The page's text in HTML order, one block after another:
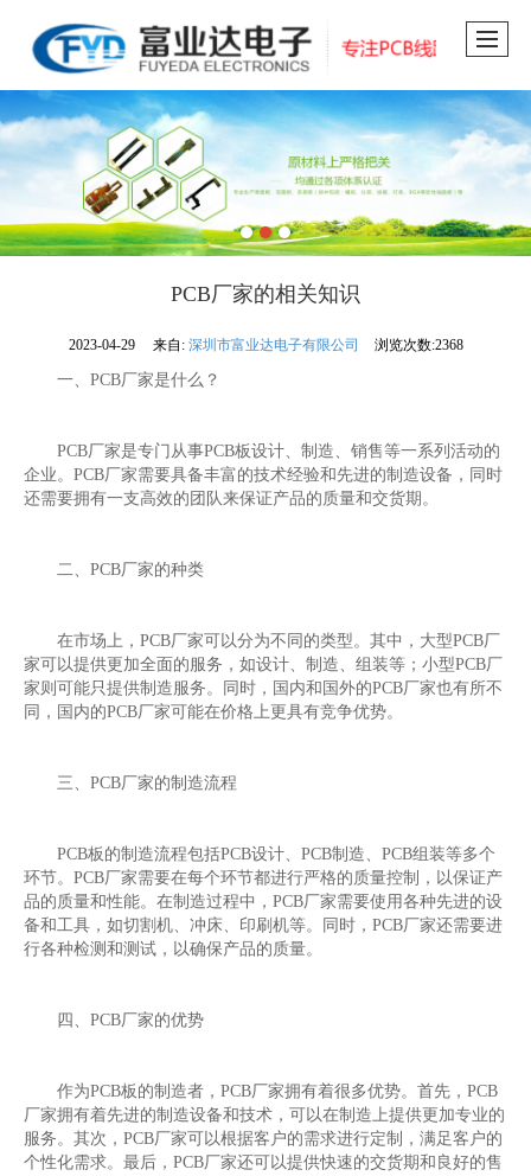
PCB厂家的相关知识
2023-04-29 来自: 深圳市富业达电子有限公司 浏览次数:2368
一、PCB厂家是什么？
PCB厂家是专门从事PCB板设计、制造、销售等一系列活动的
企业。PCB厂家需要具备丰富的技术经验和先进的制造设备，同时
还需要拥有一支高效的团队来保证产品的质量和交货期。
二、PCB厂家的种类
在市场上，PCB厂家可以分为不同的类型。其中，大型PCB厂
家可以提供更加全面的服务，如设计、制造、组装等；小型PCB厂
家则可能只提供制造服务。同时，国内和国外的PCB厂家也有所不
同，国内的PCB厂家可能在价格上更具有竞争优势。
三、PCB厂家的制造流程
PCB板的制造流程包括PCB设计、PCB制造、PCB组装等多个
环节。PCB厂家需要在每个环节都进行严格的质量控制，以保证产
品的质量和性能。在制造过程中，PCB厂家需要使用各种先进的设
备和工具，如切割机、冲床、印刷机等。同时，PCB厂家还需要进
行各种检测和测试，以确保产品的质量。
四、PCB厂家的优势
作为PCB板的制造者，PCB厂家拥有着很多优势。首先，PCB
厂家拥有着先进的制造设备和技术，可以在制造上提供更加专业的
服务。其次，PCB厂家可以根据客户的需求进行定制，满足客户的
个性化需求。最后，PCB厂家还可以提供快速的交货期和良好的售